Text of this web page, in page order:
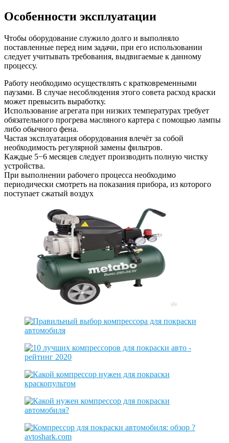
Особенности эксплуатации
Чтобы оборудование служило долго и выполняло
поставленные перед ним задачи, при его использовании
следует учитывать требования, выдвигаемые к данному
процессу.
Работу необходимо осуществлять с кратковременными
паузами. В случае несоблюдения этого совета расход краски
может превысить выработку.
Использование агрегата при низких температурах требует
обязательного прогрева масляного картера с помощью лампы
либо обычного фена.
Частая эксплуатация оборудования влечёт за собой
необходимость регулярной замены фильтров.
Каждые 5−6 месяцев следует производить полную чистку
устройства.
При выполнении рабочего процесса необходимо
периодически смотреть на показания прибора, из которого
поступает сжатый воздух